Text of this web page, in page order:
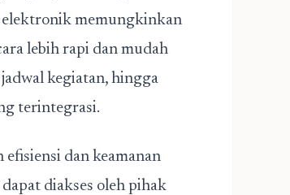
elektronik memungkinkan
lebih rapi dan mudah
kegiatan, hingga
terintegrasi.
dan keamanan
diakses oleh pihak